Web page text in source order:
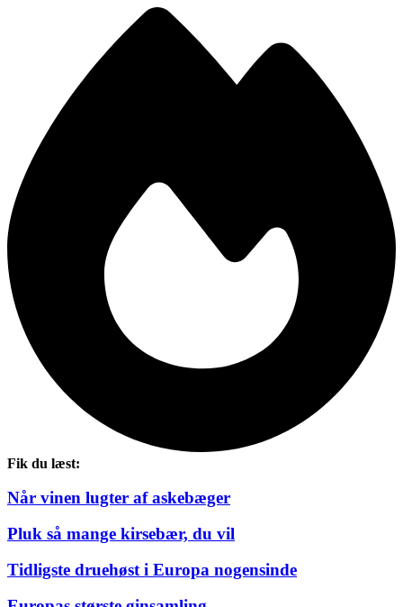
Fik du læst:
Når vinen lugter af askebæger
Pluk så mange kirsebær, du vil
Tidligste druehøst i Europa nogensinde